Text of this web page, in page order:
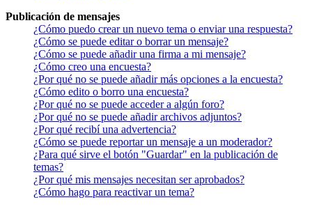
Publicación de mensajes
¿Cómo puedo crear un nuevo tema o enviar una respuesta?
¿Cómo se puede editar o borrar un mensaje?
¿Cómo se puede añadir una firma a mi mensaje?
¿Cómo creo una encuesta?
¿Por qué no se puede añadir más opciones a la encuesta?
¿Cómo edito o borro una encuesta?
¿Por qué no se puede acceder a algún foro?
¿Por qué no se puede añadir archivos adjuntos?
¿Por qué recibí una advertencia?
¿Cómo se puede reportar un mensaje a un moderador?
¿Para qué sirve el botón "Guardar" en la publicación de
temas?
¿Por qué mis mensajes necesitan ser aprobados?
¿Cómo hago para reactivar un tema?